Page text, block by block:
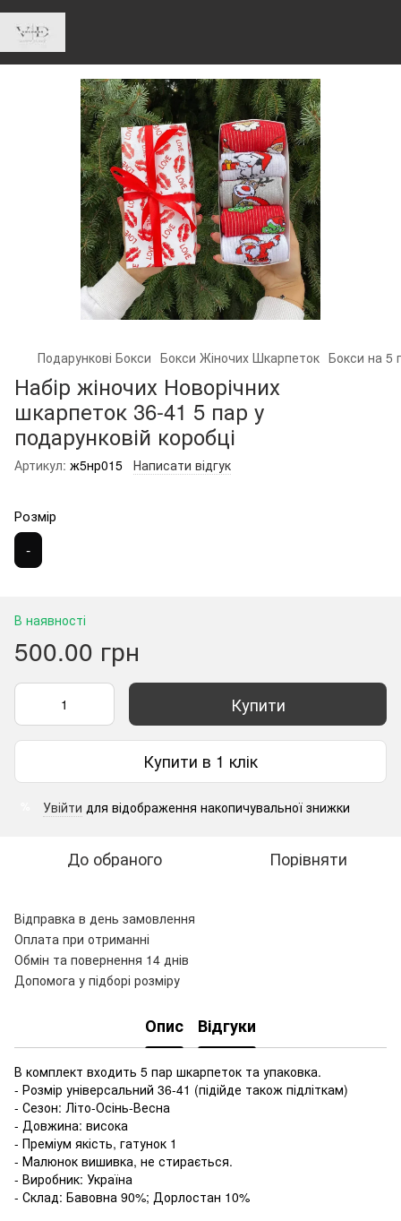
Подарункові Бокси Бокси Жіночих Шкарпеток Бокси на 5
Набір жіночих Новорічних
шкарпеток 36-41 5 пар у
подарунковій коробці
Артикул: ж5нр015 Написати відгук
Розмір
-
В наявності
500.00 грн
Купити
Купити в 1 клік
Увійти для відображення накопичувальної знижки
До обраного Порівняти
Відправка в день замовлення
Оплата при отриманні
Обмін та повернення 14 днів
Допомога у підборі розміру
Опис Відгуки
В комплект входить 5 пар шкарпеток та упаковка.
- Розмір універсальний 36-41 (підійде також підліткам)
- Сезон: Літо-Осінь-Весна
- Довжина: висока
- Преміум якість, гатунок 1
- Малюнок вишивка, не стирається.
- Виробник: Україна
- Склад: Бавовна 90%; Дорлостан 10%